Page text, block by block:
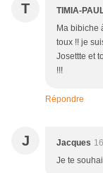
T TIMIA-
Ma bibiche
toux !! je
Josettte et
!!!
Répondre
J Jacques
Je te